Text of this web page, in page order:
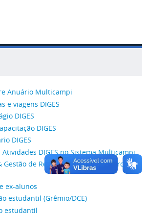
Anuário Multicampi
e viagens DIGES
DIGES
DIGES
DIGES
DIGES no Sistema Multicampi
Gestão de Relacionamento com parceiros
ex-alunos
estudantil (Grêmio/DCE)
estudantil